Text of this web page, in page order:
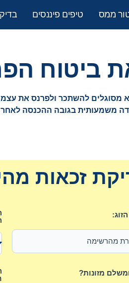
ממס טיפים פיננסים
ביטוח
להשתכר ולפרנס את
משמעותית בגובה ההכנסה
זכאות
מזונות?